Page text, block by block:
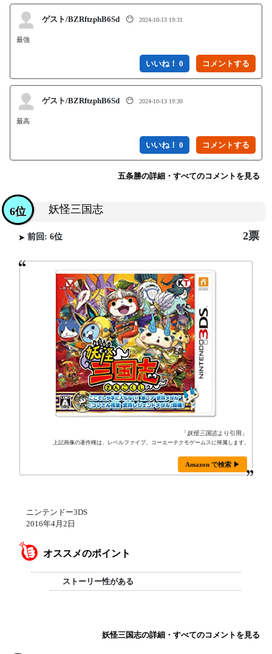
ゲスト/BZRftzphB6Sd 😶 2024-10-13 19:31
最強
いいね！ 0
ゲスト/BZRftzphB6Sd 😶 2024-10-13 19:30
最高
いいね！ 0
五条勝の詳細・すべてのコメントを見る
妖怪三国志
6位
前回: 6位 2票
「妖怪三国志より引用」
上記画像の著作権は、レベルファイブ、コーエーテクモゲームスに帰属します。
Amazon で検索 ▶
ニンテンドー3DS
2016年4月2日
オススメのポイント
ストーリー性がある
妖怪三国志の詳細・すべてのコメントを見る